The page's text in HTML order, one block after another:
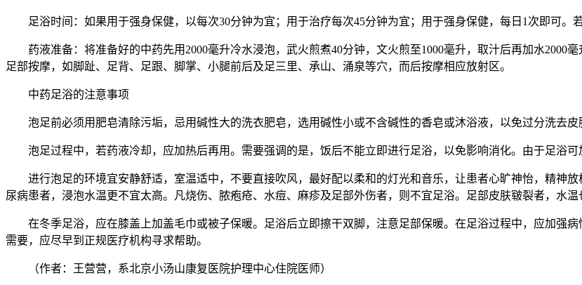
足浴时间：如果用于强身保健，以每次30分钟为宜；用于治疗每次45分钟为宜；用于强身保健，每日1次即可。
药液准备：将准备好的中药先用2000毫升冷水浸泡，武火煎煮40分钟，文火煎至1000毫升，取汁后再加水2000
足部按摩，如脚趾、足背、足跟、脚掌、小腿前后及足三里、承山、涌泉等穴，而后按摩相应放射区。
中药足浴的注意事项
泡足前必须用肥皂清除污垢，忌用碱性大的洗衣肥皂，选用碱性小或不含碱性的香皂或沐浴液，以免过分洗去皮
泡足过程中，若药液冷却，应加热后再用。需要强调的是，饭后不能立即进行足浴，以免影响消化。由于足浴
进行泡足的环境宜安静舒适，室温适中，不要直接吹风，最好配以柔和的灯光和音乐，让患者心旷神怡，精神
尿病患者，浸泡水温更不宜太高。凡烧伤、脓疱疮、水痘、麻疹及足部外伤者，则不宜足浴。足部皮肤皲裂者，水
在冬季足浴，应在膝盖上加盖毛巾或被子保暖。足浴后立即擦干双脚，注意足部保暖。在足浴过程中，应加强
需要，应尽早到正规医疗机构寻求帮助。
（作者：王营营，系北京小汤山康复医院护理中心住院医师）